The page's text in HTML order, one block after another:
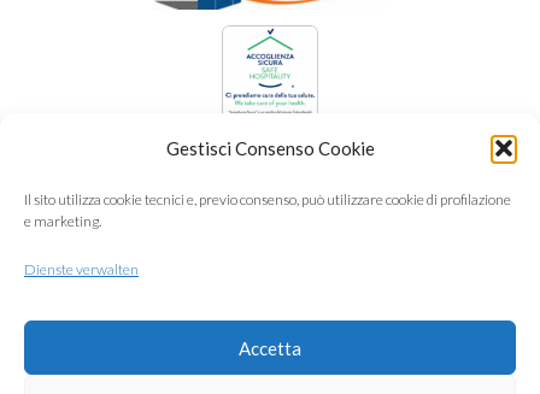
Gestisci Consenso Cookie
Il sito utilizza cookie tecnici e, previo consenso, può utilizzare cookie di profilazione
e marketing.
Dienste verwalten
Accetta